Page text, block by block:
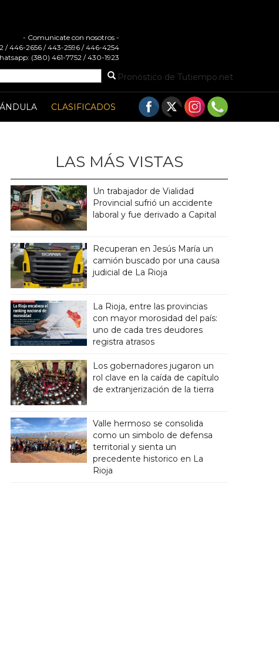
- Comunicate con nosotros -
/ 446-2656 / 443-2596 / 446-4254
(380) 461-7752 / 430-1923
Pronóstico de Tutiempo.net
CLASIFICADOS
LAS MÁS VISTAS
Un trabajador de Vialidad
Provincial sufrió un accidente
laboral y fue derivado a Capital
Recuperan en Jesús María un
camión buscado por una causa
judicial de La Rioja
La Rioja, entre las provincias
con mayor morosidad del país:
uno de cada tres deudores
registra atrasos
Los gobernadores jugaron un
rol clave en la caída de capítulo
de extranjerización de la tierra
Valle hermoso se consolida
como un simbolo de defensa
territorial y sienta un
precedente historico en La
Rioja